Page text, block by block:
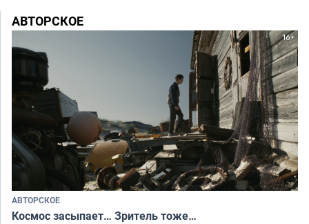
АВТОРСКОЕ
АВТОРСКОЕ
Космос засыпает… Зритель тоже…